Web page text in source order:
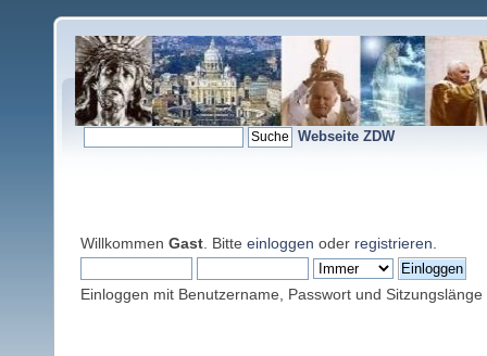
Webseite ZDW
Willkommen Gast . Bitte einloggen oder registrieren
Einloggen mit Benutzername, Passwort und Sitzungslänge